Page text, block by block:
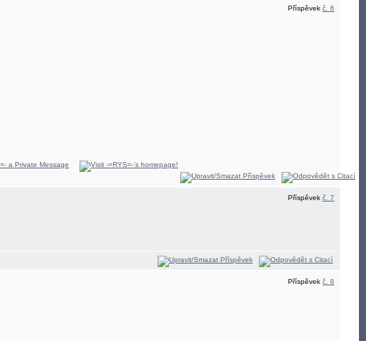
Příspěvek č. 6
Příspěvek č. 7
Příspěvek č. 8